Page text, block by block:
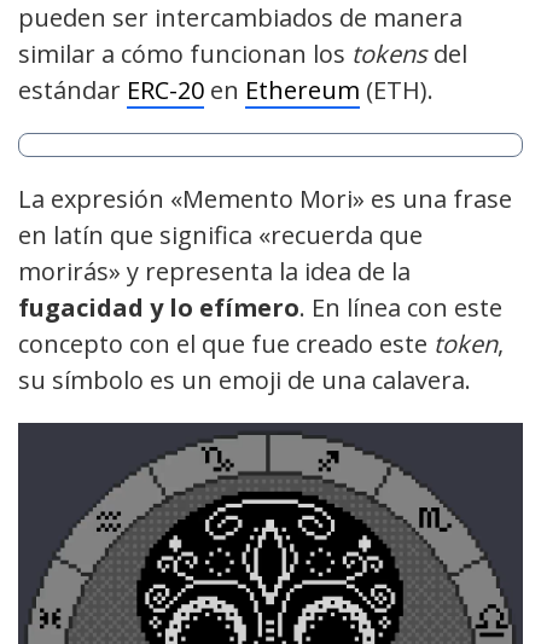
pueden ser intercambiados de manera
similar a cómo funcionan los tokensdel
estándar ERC-20 en Ethereum (ETH).
La expresión «Memento Mori» es una frase
en latín que significa «recuerda que
morirás» y representa la idea de la
fugacidad y lo efímero. En línea con este
concepto con el que fue creado este token,
su símbolo es un emoji de una calavera.